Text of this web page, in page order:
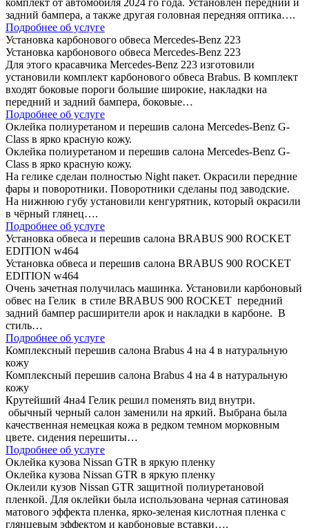
комплект от автомобиля 2024 го года. Установлен передний и
задний бампера, а также другая головная передняя оптика….
Подробнее об услуге
Установка карбонового обвеса Mercedes-Benz 223
Установка карбонового обвеса Mercedes-Benz 223
Для этого красавчика Mercedes-Benz 223 изготовили
установили комплект карбонового обвеса Brabus. В комплект
входят боковые пороги большие широкие, накладки на
передний и задний бампера, боковые…
Подробнее об услуге
Оклейка полиуретаном и перешив салона Mercedes-Benz G-
Class в ярко красную кожу.
Оклейка полиуретаном и перешив салона Mercedes-Benz G-
Class в ярко красную кожу.
На гелике сделан полностью Night пакет. Окрасили передние
фары и поворотники. Поворотники сделаны под заводские.
На нижнюю губу установили кенгурятник, который окрасили
в чёрный глянец….
Подробнее об услуге
Установка обвеса и перешив салона BRABUS 900 ROCKET
EDITION w464
Установка обвеса и перешив салона BRABUS 900 ROCKET
EDITION w464
Очень зачетная получилась машинка. Установили карбоновый
обвес на Гелик в стиле BRABUS 900 ROCKET передний
задний бампер расширители арок и накладки в карбоне. В
стиль…
Подробнее об услуге
Комплексный перешив салона Brabus 4 на 4 в натуральную
кожу
Комплексный перешив салона Brabus 4 на 4 в натуральную
кожу
Крутейший 4на4 Гелик решил поменять вид внутри.
обычный черный салон заменили на яркий. Выбрана была
качественная немецкая кожа в редком темном морковным
цвете. сидения перешиты…
Подробнее об услуге
Оклейка кузова Nissan GTR в яркую пленку
Оклейка кузова Nissan GTR в яркую пленку
Оклеили кузов Nissan GTR защитной полиуретановой
пленкой. Для оклейки была использована черная сатиновая
матового эффекта пленка, ярко-зеленая кислотная пленка с
глянцевым эффектом и карбоновые вставки….